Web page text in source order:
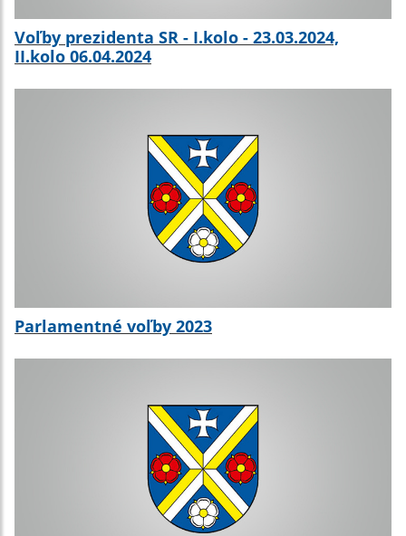
Voľby prezidenta SR - I.kolo - 23.03.2024,
II.kolo 06.04.2024
Parlamentné voľby 2023